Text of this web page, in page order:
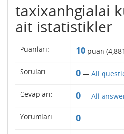
taxixanhgialai
ait istatistikler
Puanları: 10 puan (4,881
Soruları: 0 — All
Cevapları: 0 — All
Yorumları: 0